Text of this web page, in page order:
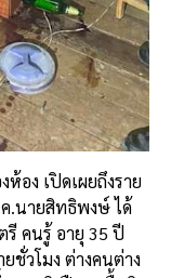
อง เปิดเผยถึงราย
.นายสิทธิพงษ์ ได้
รี คนรู้ อายุ 35 ปี
ชั่วโมง ต่างคนต่าง